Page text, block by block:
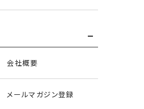
会社概要
メールマガジン登録